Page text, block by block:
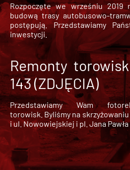
Rozpoczęte we wrześniu 2019
budową trasy autobusowo-
postępują. Przedstawiamy
inwestycji.
Remonty
143 (ZDJĘCIA)
Przedstawiamy Wam
torowisk. Byliśmy na
i ul. Nowowiejskiej i pl. Jana Pawła